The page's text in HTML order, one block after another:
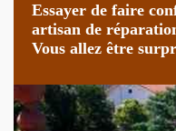
Essayer de faire
artisan de
Vous allez être